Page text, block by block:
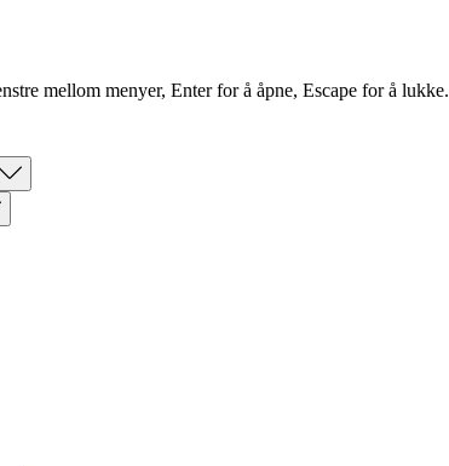
mellom menyer, Enter for å åpne, Escape for å lukke.